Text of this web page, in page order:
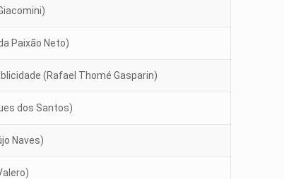
Paixão Neto)
(Rafael Thomé Gasparin)
dos Santos)
Naves)